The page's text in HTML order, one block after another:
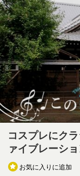
コスプレにク
ァイブレーシ
お気に入りに追加